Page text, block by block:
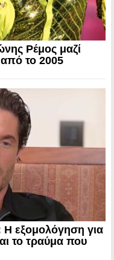
Ρέμος μαζί
το 2005
Η εξομολόγηση για
το τραύμα που